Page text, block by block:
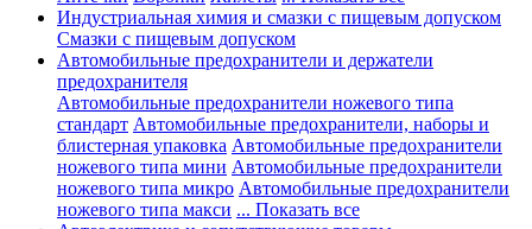
Индустриальная химия и смазки с пищевым допуском
Смазки с пищевым допуском
Автомобильные предохранители и держатели
предохранителя
Автомобильные предохранители ножевого типа
стандарт Автомобильные предохранители, наборы и
блистерная упаковка Автомобильные предохранители
ножевого типа мини Автомобильные предохранители
ножевого типа микро Автомобильные предохранители
ножевого типа макси ... Показать все